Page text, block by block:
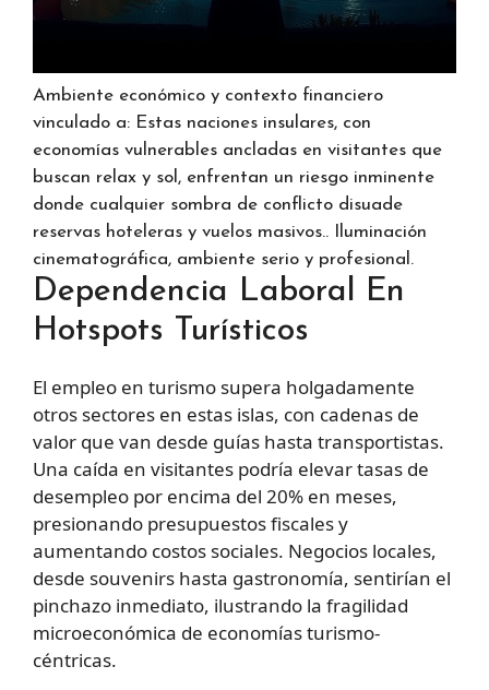
Ambiente económico y contexto financiero
vinculado a: Estas naciones insulares, con
economías vulnerables ancladas en visitantes que
buscan relax y sol, enfrentan un riesgo inminente
donde cualquier sombra de conflicto disuade
reservas hoteleras y vuelos masivos.. Iluminación
cinematográfica, ambiente serio y profesional.
Dependencia Laboral En
Hotspots Turísticos
El empleo en turismo supera holgadamente
otros sectores en estas islas, con cadenas de
valor que van desde guías hasta transportistas.
Una caída en visitantes podría elevar tasas de
desempleo por encima del 20% en meses,
presionando presupuestos fiscales y
aumentando costos sociales. Negocios locales,
desde souvenirs hasta gastronomía, sentirían el
pinchazo inmediato, ilustrando la fragilidad
microeconómica de economías turismo-
céntricas.